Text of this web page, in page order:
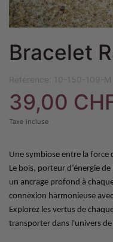
Bracelet
Référence: 10-150-109-M
39,00
Taxe incluse
Une symbiose entre la force
Le bois, porteur d’énergie
un ancrage profond à
connexion harmonieuse
Explorez les vertus de
transporter dans l'univers de